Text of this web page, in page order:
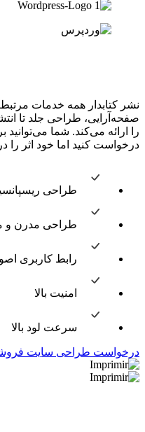
نشر کتابدار همه خدمات
صفحه‌آرایی، طراحی جلد تا
را ارائه می‌کند. شما می‌توانید
درخواست کنید اما خود اثر را
طراحی
طراحی مدرن و
رابط کاربری
امنیت بالا
سرعت لود بالا
درخواست طراحی سایت